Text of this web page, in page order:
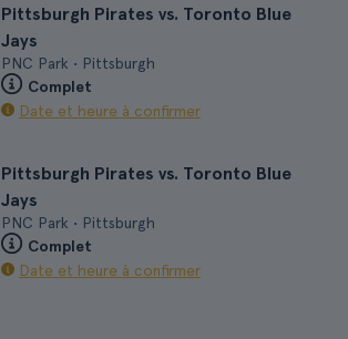
Pittsburgh Pirates vs. Toronto Blue
Jays
PNC Park • Pittsburgh
Complet
Date et heure à confirmer
Pittsburgh Pirates vs. Toronto Blue
Jays
PNC Park • Pittsburgh
Complet
Date et heure à confirmer